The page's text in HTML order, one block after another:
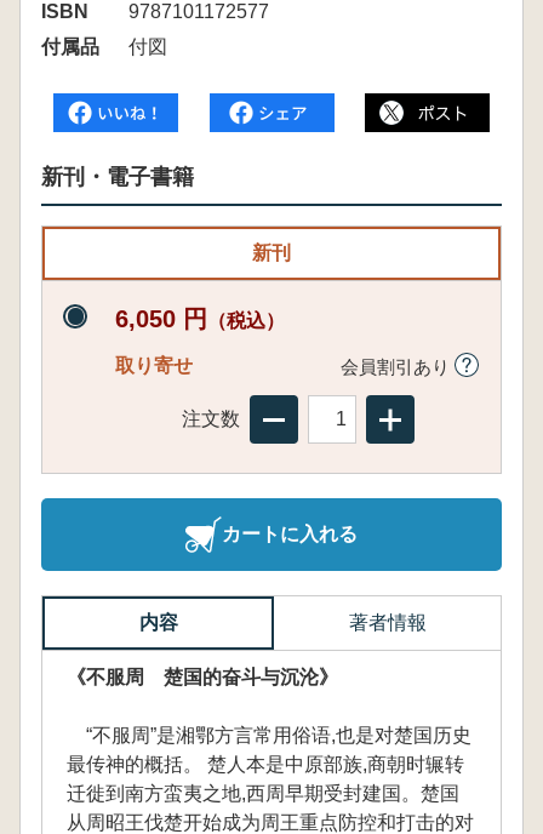
ISBN
9787101172577
付属品
付図
新刊・電子書籍
新刊
6,050 円 （税込）
取り寄せ 会員割引あり
注文数
カートに入れる
内容 著者情報
《不服周 楚国的奋斗与沉沦》
“不服周”是湘鄂方言常用俗语,也是对楚国历史
最传神的概括。 楚人本是中原部族,商朝时辗转
迁徙到南方蛮夷之地,西周早期受封建国。楚国
从周昭王伐楚开始成为周王重点防控和打击的对